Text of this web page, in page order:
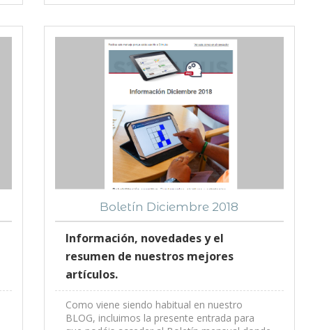
Boletín Diciembre 2018
Información, novedades y el
resumen de nuestros mejores
artículos.
Como viene siendo habitual en nuestro
BLOG, incluimos la presente entrada para